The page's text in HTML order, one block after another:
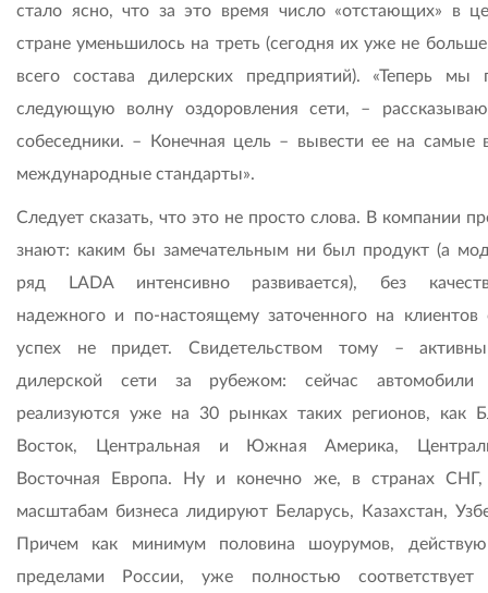
стало ясно, что за это время число «отстающих» в
стране уменьшилось на треть (сегодня их уже не
всего состава дилерских предприятий). «Теперь мы
следующую волну оздоровления сети, –
собеседники. – Конечная цель – вывести ее на самые
международные стандарты».
Следует сказать, что это не просто слова. В компании
знают: каким бы замечательным ни был продукт (а
ряд LADA интенсивно развивается), без
надежного и по-настоящему заточенного на клиентов
успех не придет. Свидетельством тому –
дилерской сети за рубежом: сейчас автомобили
реализуются уже на 30 рынках таких регионов, как
Восток, Центральная и Южная Америка,
Восточная Европа. Ну и конечно же, в странах
масштабам бизнеса лидируют Беларусь, Казахстан,
Причем как минимум половина шоурумов,
пределами России, уже полностью соответствует